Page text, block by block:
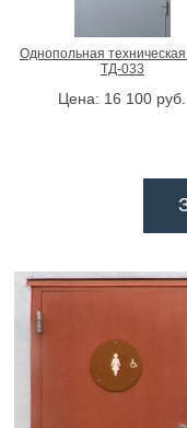
Однопольная
ТД-033
Цена: 16 100 руб.